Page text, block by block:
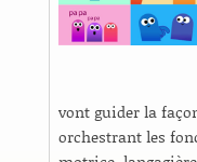
vont guider la
orchestrant les